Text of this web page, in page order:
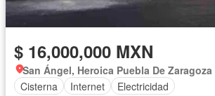
$ 16,000,000 MXN
San Ángel, Heroica Puebla De Zaragoza
Cisterna
Internet Electricidad